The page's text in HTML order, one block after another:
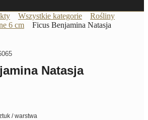
Wszystkie kategorie
Rośliny
6 cm Ficus Benjamina Natasja
Natasja
/ warstwa